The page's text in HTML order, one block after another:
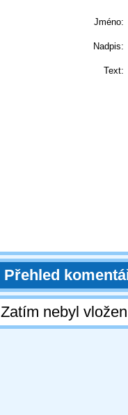
Jméno:
Nadpis:
Text:
Přehled
Zatím nebyl